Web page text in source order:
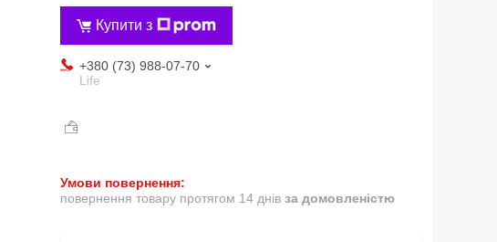
Купити з
+380 (73) 988-07-70
Life
повернення товару протягом 14 днів за домовленістю